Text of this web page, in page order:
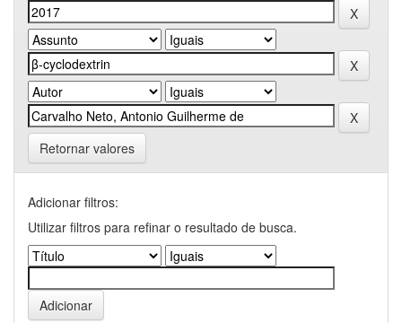
Retornar valores
Adicionar filtros:
Utilizar filtros para refinar o resultado de busca.